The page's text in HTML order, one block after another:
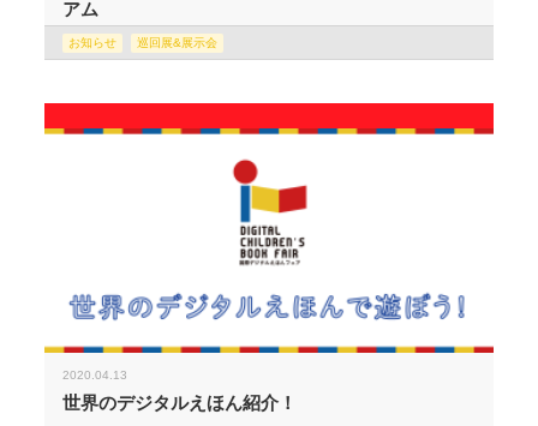
アム
お知らせ 巡回展&展示会
2020.04.13
世界のデジタルえほん紹介！